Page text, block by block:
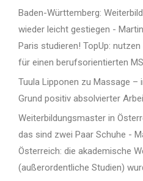
Baden-Württemberg:
wieder leicht gestiegen -
Paris studieren! TopUp:
für einen berufsorientierten
Tuula Lipponen zu Massage –
Grund positiv absolvierter
Weiterbildungsmaster in
das sind zwei Paar Schuhe -
Österreich: die akademische
(außerordentliche Studien)